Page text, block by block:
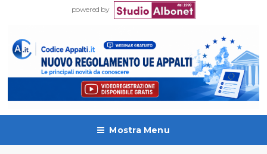
powered by
Mostra Menu